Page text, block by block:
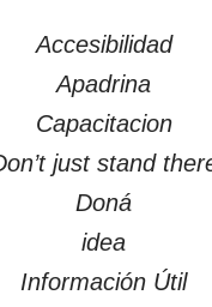
Accesibilidad
Apadrina
Capacitacion
just stand
Doná
idea
Información Útil